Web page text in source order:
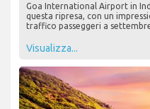
Goa International Airport in
questa ripresa, con un
traffico passeggeri a
Visualizza...